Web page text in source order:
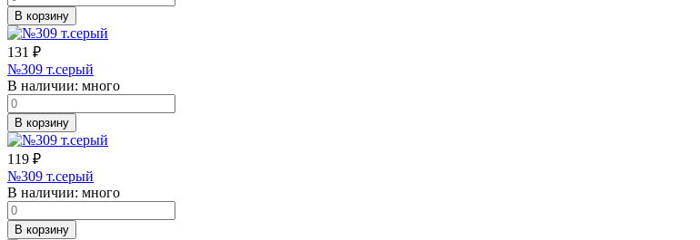
В корзину
131 ₽
№309 т.серый
В наличии: много
В корзину
119 ₽
№309 т.серый
В наличии: много
В корзину